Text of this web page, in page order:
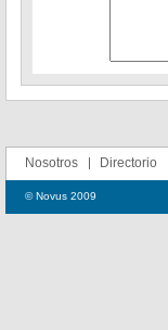
Nosotros Directorio
© Novus 2009